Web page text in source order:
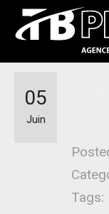
Tags:
05
Juin